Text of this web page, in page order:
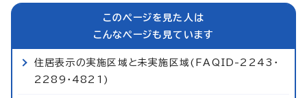
このページを見た人は
こんなページも見ています
住居表示の実施区域と未実施区域(FAQID-2243・
2289・4821)